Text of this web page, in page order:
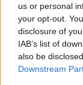
us or personal
your opt-out.
disclosure of
IAB’s list of
also be
Downstream